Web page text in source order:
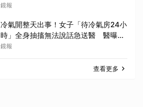
足不出戶
鏡報
冷氣開整天出事！女子「待冷氣房24小
時」全身抽搐無法說話急送醫 醫曝關
鍵原因
鏡報
查看更多